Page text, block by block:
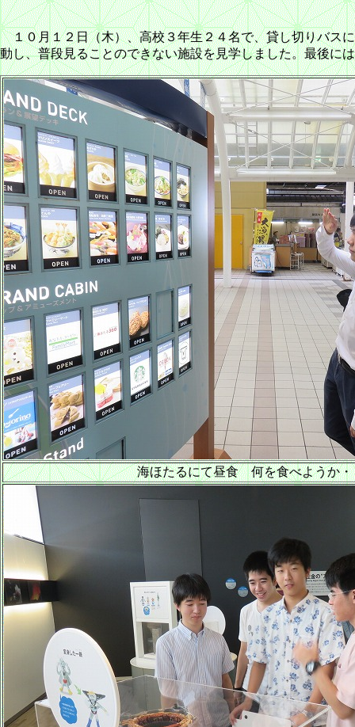
１０月１２日（木）、高校３年生２４名で、貸し切りバス
動し、普段見ることのできない施設を見学しました。最後に
海ほたるにて昼食 何を食べようか・